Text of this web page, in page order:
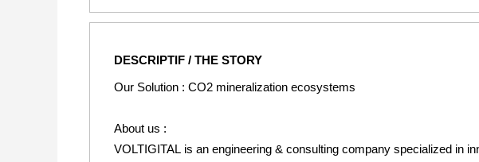
DESCRIPTIF / THE STORY
Our Solution : CO2 mineralization ecosystems
About us :
VOLTIGITAL is an engineering & consulting company specialized in